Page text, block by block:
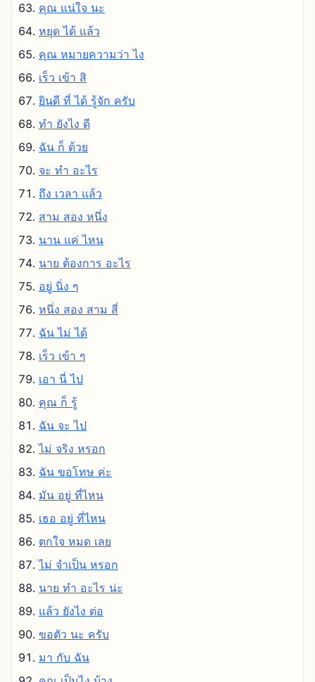
คุณ แน่ใจ นะ
หยุด ได้ แล้ว
คุณ หมายความว่า ไง
เร็ว เข้า สิ
ยินดี ที่ ได้ รู้จัก ครับ
ทํา ยังไง ดี
ฉัน ก็ ด้วย
จะ ทํา อะไร
ถึง เวลา แล้ว
สาม สอง หนึ่ง
นาน แค่ ไหน
นาย ต้องการ อะไร
อยู่ นิ่ง ๆ
หนึ่ง สอง สาม สี่
ฉัน ไม่ ได้
เร็ว เข้า ๆ
เอา นี่ ไป
คุณ ก็ รู้
ฉัน จะ ไป
ไม่ จริง หรอก
ฉัน ขอโทษ ค่ะ
มัน อยู่ ที่ไหน
เธอ อยู่ ที่ไหน
ตกใจ หมด เลย
ไม่ จําเป็น หรอก
นาย ทํา อะไร น่ะ
แล้ว ยังไง ต่อ
ขอตัว นะ ครับ
มา กับ ฉัน